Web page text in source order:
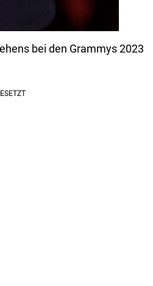
bei den Grammys 2023